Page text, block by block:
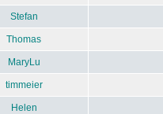
Stefan
Thomas
MaryLu
timmeier
Helen